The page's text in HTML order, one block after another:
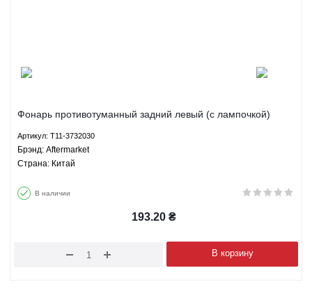
Фонарь противотуманный задний левый (с лампочкой)
Артикул: T11-3732030
Брэнд: Aftermarket
Страна: Китай
В наличии
193.20₴
В корзину